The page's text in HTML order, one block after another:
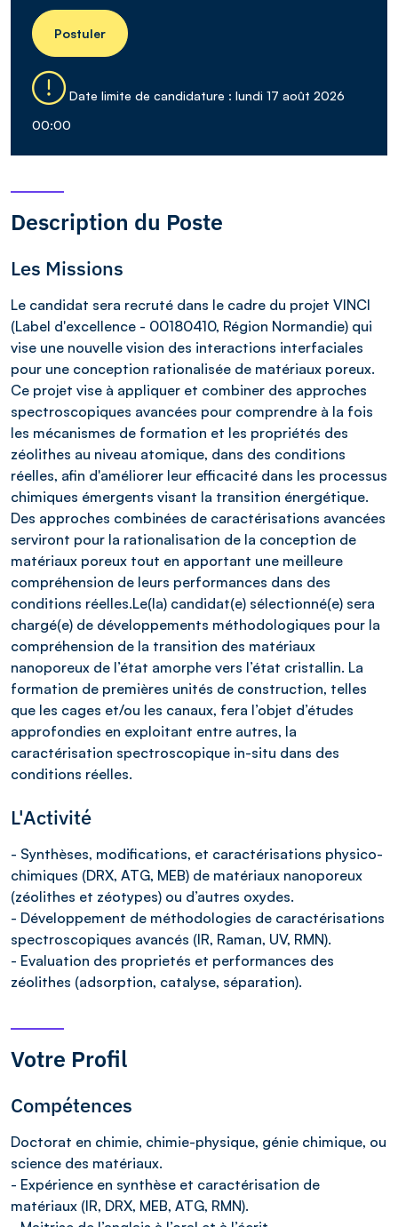
Postuler
Date limite de candidature : lundi 17 août 2026
00:00
Description du Poste
Les Missions
Le candidat sera recruté dans le cadre du projet VINCI
(Label d'excellence - 00180410, Région Normandie) qui
vise une nouvelle vision des interactions interfaciales
pour une conception rationalisée de matériaux poreux.
Ce projet vise à appliquer et combiner des approches
spectroscopiques avancées pour comprendre à la fois
les mécanismes de formation et les propriétés des
zéolithes au niveau atomique, dans des conditions
réelles, afin d'améliorer leur efficacité dans les processus
chimiques émergents visant la transition énergétique.
Des approches combinées de caractérisations avancées
serviront pour la rationalisation de la conception de
matériaux poreux tout en apportant une meilleure
compréhension de leurs performances dans des
conditions réelles.Le(la) candidat(e) sélectionné(e) sera
chargé(e) de développements méthodologiques pour la
compréhension de la transition des matériaux
nanoporeux de l’état amorphe vers l’état cristallin. La
formation de premières unités de construction, telles
que les cages et/ou les canaux, fera l’objet d’études
approfondies en exploitant entre autres, la
caractérisation spectroscopique in-situ dans des
conditions réelles.
L'Activité
- Synthèses, modifications, et caractérisations physico-
chimiques (DRX, ATG, MEB) de matériaux nanoporeux
(zéolithes et zéotypes) ou d’autres oxydes.
- Développement de méthodologies de caractérisations
spectroscopiques avancés (IR, Raman, UV, RMN).
- Evaluation des proprietés et performances des
zéolithes (adsorption, catalyse, séparation).
Votre Profil
Compétences
Doctorat en chimie, chimie-physique, génie chimique, ou
science des matériaux.
- Expérience en synthèse et caractérisation de
matériaux (IR, DRX, MEB, ATG, RMN).